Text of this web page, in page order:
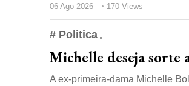
06 Ago 2026
170 Views
# Politica
Michelle deseja sorte
A ex-primeira-dama Michelle